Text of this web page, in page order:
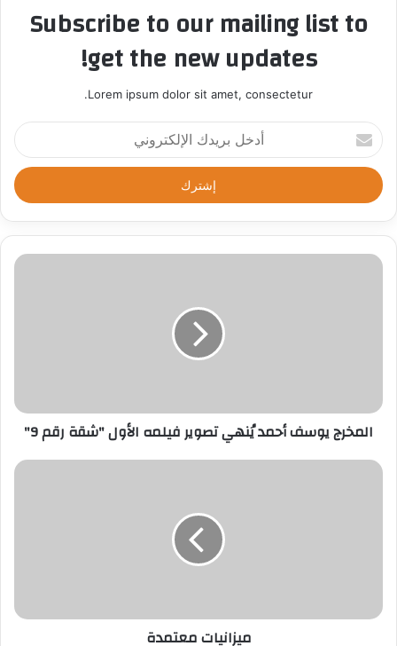
Subscribe to our mailing list to
get the new updates!
Lorem ipsum dolor sit amet, consectetur.
أ
د
خ
ل
ر
د
ر
ي
المخرج يوسف أحمد يُنهي تصوير فيلمه الأول "شقة رقم 9"
ميزانيات معتمدة